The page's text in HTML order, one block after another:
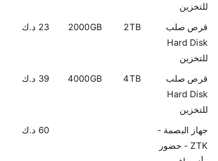
للتخزين
قرص صلب
Hard Disk
للتخزين
2TB
2000GB 23 د.ك
قرص صلب
Hard Disk
للتخزين
4TB
4000GB 39 د.ك
جهاز البصمة -
ZTK - حضور
60 د.ك